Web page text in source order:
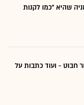
שהיא "כמו לקנות
חבוט - ועוד כתבות על